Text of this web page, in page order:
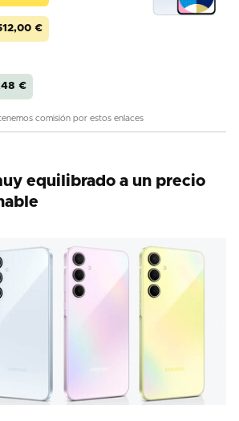
€
€
comisión por estos enlaces
equilibrado a un precio